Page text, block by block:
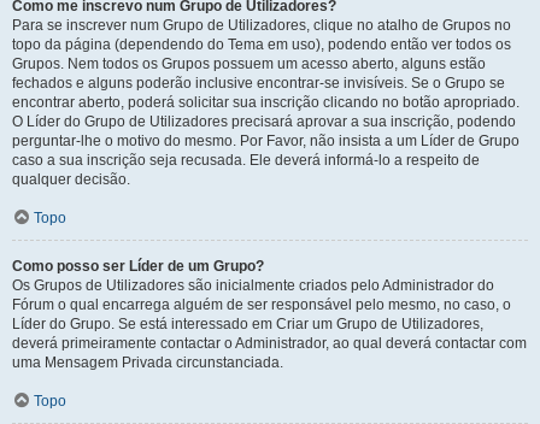
Como me inscrevo num Grupo de Utilizadores?
Para se inscrever num Grupo de Utilizadores, clique no atalho de Grupos no
topo da página (dependendo do Tema em uso), podendo então ver todos os
Grupos. Nem todos os Grupos possuem um acesso aberto, alguns estão
fechados e alguns poderão inclusive encontrar-se invisíveis. Se o Grupo se
encontrar aberto, poderá solicitar sua inscrição clicando no botão apropriado.
O Líder do Grupo de Utilizadores precisará aprovar a sua inscrição, podendo
perguntar-lhe o motivo do mesmo. Por Favor, não insista a um Líder de Grupo
caso a sua inscrição seja recusada. Ele deverá informá-lo a respeito de
qualquer decisão.
Topo
Como posso ser Líder de um Grupo?
Os Grupos de Utilizadores são inicialmente criados pelo Administrador do
Fórum o qual encarrega alguém de ser responsável pelo mesmo, no caso, o
Líder do Grupo. Se está interessado em Criar um Grupo de Utilizadores,
deverá primeiramente contactar o Administrador, ao qual deverá contactar com
uma Mensagem Privada circunstanciada.
Topo